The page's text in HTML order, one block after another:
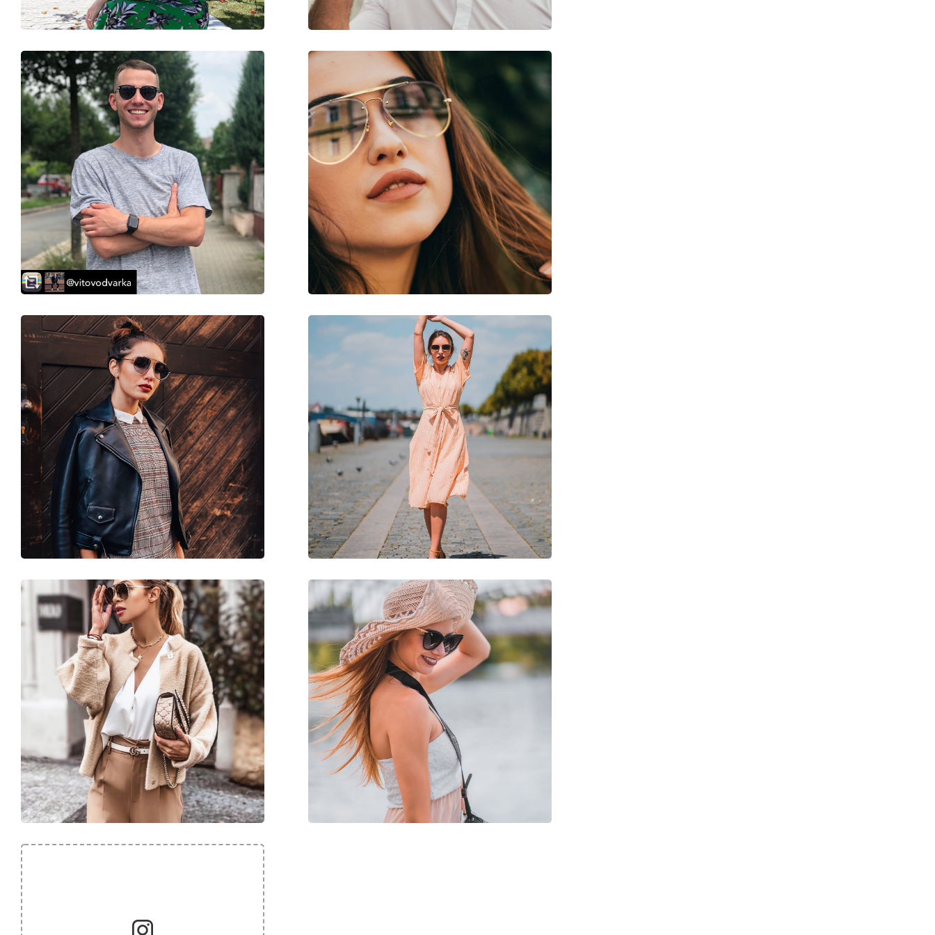
Balama flexibilă:
Nu
Accesorii
Suport:
Nu
Lavetă pentru curățat:
Altele
Sex:
Bărbați
Categorie:
Ochelari de soare
Brand:
Puma
Utilizare:
Modă
Cod:
PU0286S 004 62